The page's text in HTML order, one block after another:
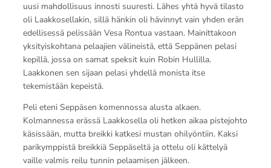
uusi mahdollisuus innosti suuresti. Lähes yhtä hyvä tilasto
oli Laakkosellakin, sillä hänkin oli hävinnyt vain yhden erän
edellisessä pelissään Vesa Rontua vastaan. Mainittakoon
yksityiskohtana pelaajien välineistä, että Seppänen pelasi
kepillä, jossa on samat speksit kuin Robin Hullilla.
Laakkonen sen sijaan pelasi yhdellä monista itse
tekemistään kepeistä.
Peli eteni Seppäsen komennossa alusta alkaen.
Kolmannessa erässä Laakkosella oli hetken aikaa pistejohto
käsissään, mutta breikki katkesi mustan ohilyöntiin. Kaksi
parikymppistä breikkiä Seppäseltä ja ottelu oli kättelyä
vaille valmis reilu tunnin pelaamisen jälkeen.